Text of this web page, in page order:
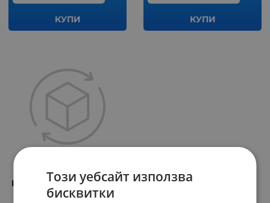
КУПИ КУПИ
Шайба M2/4.4 пружинна
Арт.№: 241836
Този уебсайт използва
бисквитки